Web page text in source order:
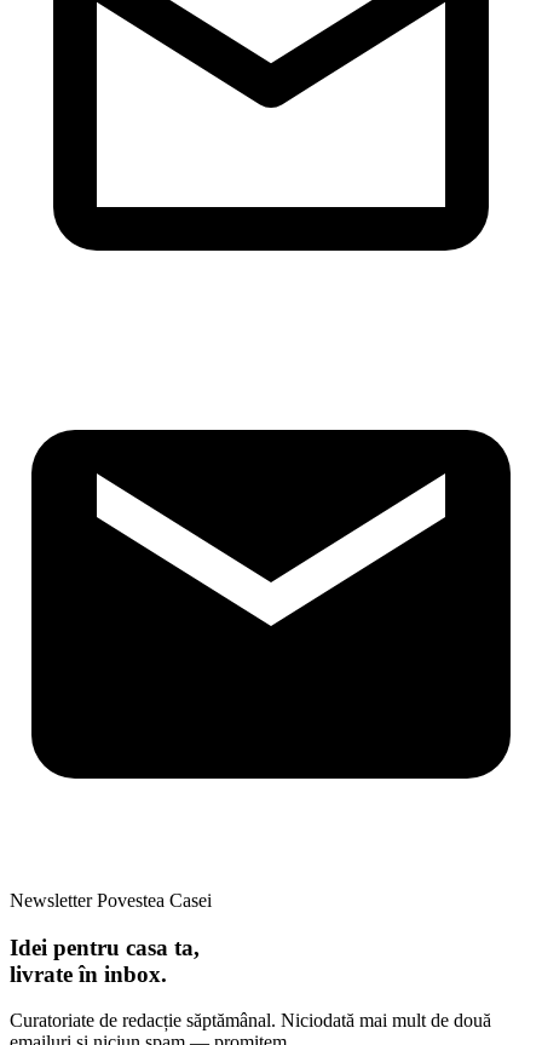
Newsletter Povestea Casei
Idei pentru casa ta,
livrate în inbox.
Curatoriate de redacție săptămânal. Niciodată mai mult de două